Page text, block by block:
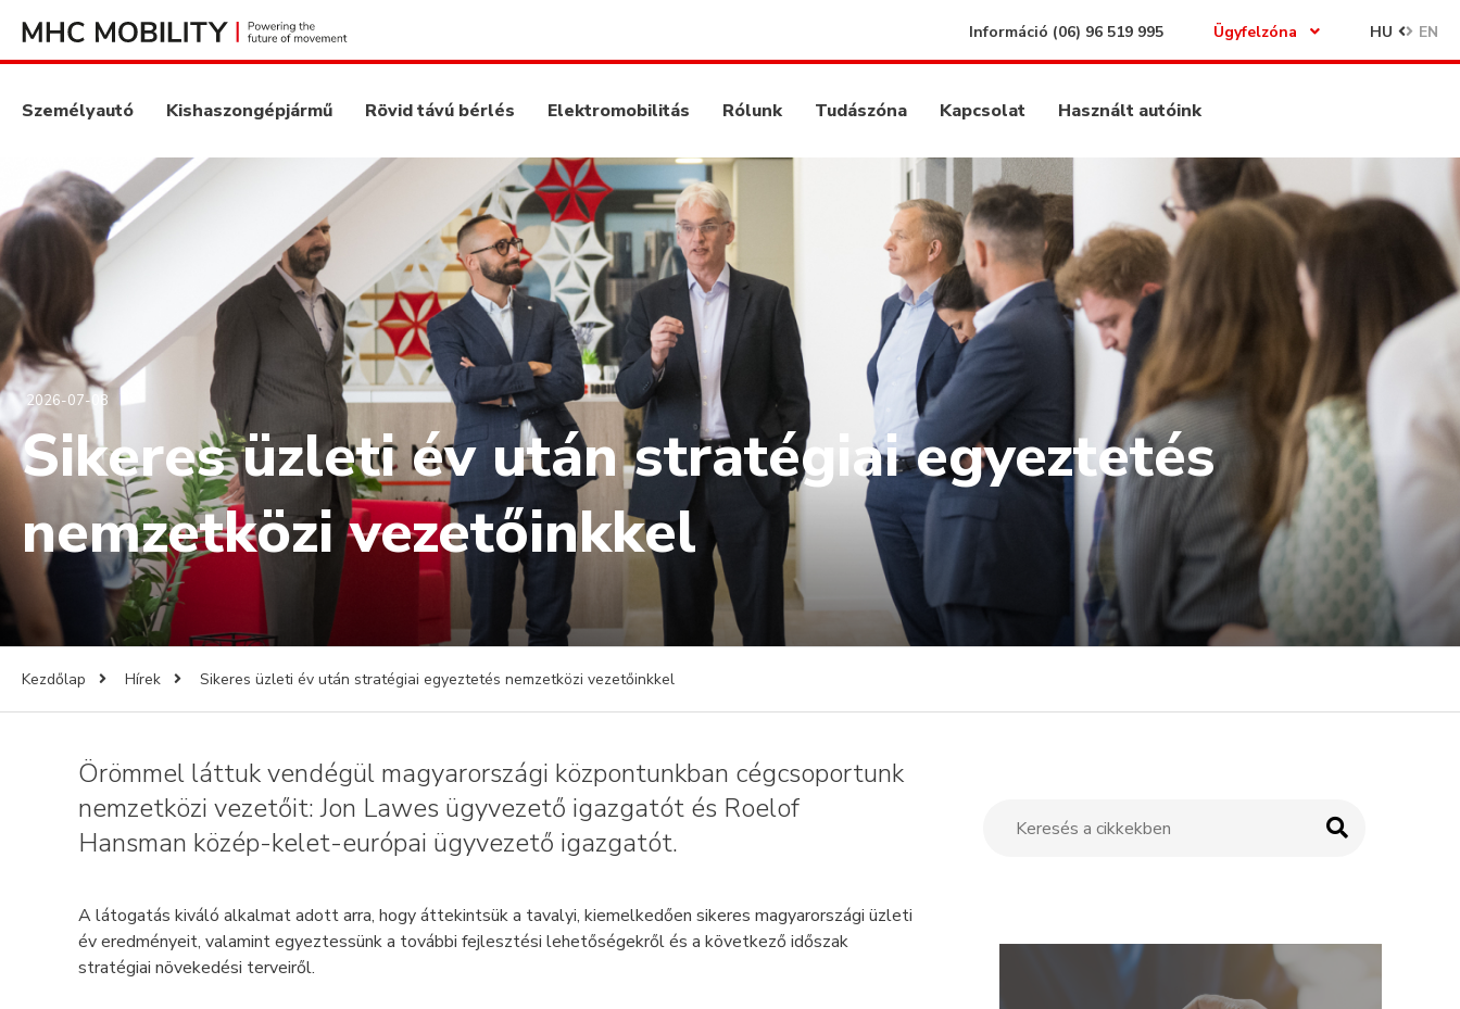
Információ (06) 96 519 995 Ügyfelzóna HU EN
Személyautó Kishaszongépjármű Rövid távú bérlés Elektromobilitás Rólunk Tudászóna Kapcsolat Használt autóink
2026-07-08
Sikeres üzleti év után stratégiai egyeztetés
nemzetközi vezetőinkkel
Kezdőlap Hírek Sikeres üzleti év után stratégiai egyeztetés nemzetközi vezetőinkkel
Örömmel láttuk vendégül magyarországi központunkban cégcsoportunk
nemzetközi vezetőit: Jon Lawes ügyvezető igazgatót és Roelof
Hansman közép-kelet-európai ügyvezető igazgatót.
A látogatás kiváló alkalmat adott arra, hogy áttekintsük a tavalyi, kiemelkedően sikeres magyarországi üzleti
év eredményeit, valamint egyeztessünk a további fejlesztési lehetőségekről és a következő időszak
stratégiai növekedési terveiről.